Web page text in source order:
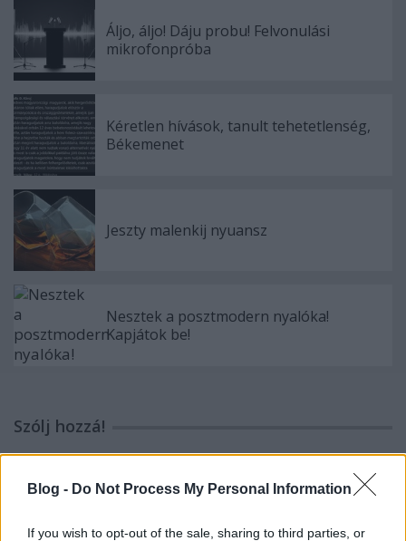
Blog - Do Not Process My Personal Information
If you wish to opt-out of the sale, sharing to third parties, or
Áljo, áljo! Dáju probu! Felvonulási
mikrofonpróba
Kéretlen hívások, tanult tehetetlenség,
Békemenet
Jeszty malenkij nyuansz
Nesztek a posztmodern nyalóka!
Kapjátok be!
Szólj hozzá!
A hozzászóláshoz be kell lépned!